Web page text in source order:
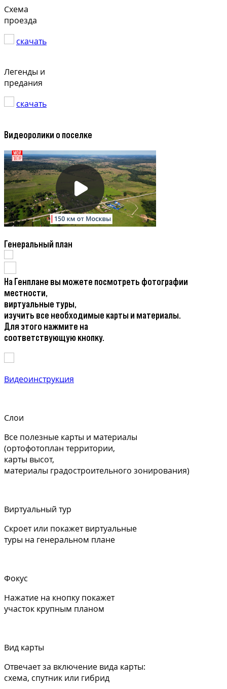
Схема
проезда
скачать
Легенды и
предания
скачать
Видеоролики о поселке
Генеральный план
На Генплане вы можете посмотреть фотографии
местности,
виртуальные туры,
изучить все необходимые карты и материалы.
Для этого нажмите на
соответствующую кнопку.
Видеоинструкция
Слои
Все полезные карты и материалы
(ортофотоплан территории,
карты высот,
материалы градостроительного зонирования)
Виртуальный тур
Скроет или покажет виртуальные
туры на генеральном плане
Фокус
Нажатие на кнопку покажет
участок крупным планом
Вид карты
Отвечает за включение вида карты:
схема, спутник или гибрид